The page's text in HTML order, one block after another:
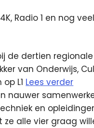
Radio 1 en nog
de dertien
van Onderwijs,
L1 Lees verder
nauwer
en
alle vier graag